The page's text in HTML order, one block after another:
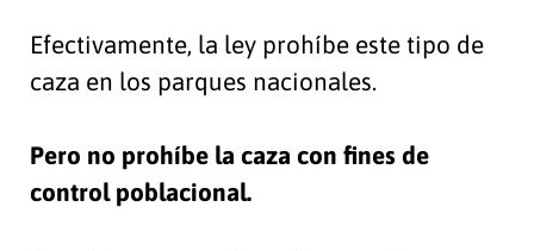
Efectivamente, la ley prohíbe este tipo de
caza en los parques nacionales.
Pero no prohíbe la caza con fines de
control poblacional.